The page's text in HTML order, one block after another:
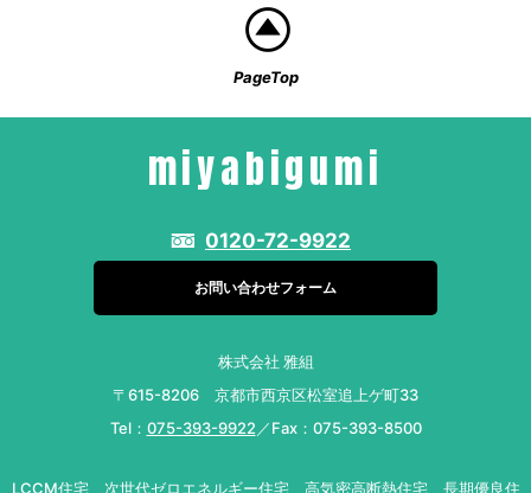
PageTop
miyabigumi
0120-72-9922
お問い合わせフォーム
株式会社 雅組
〒615-8206 京都市西京区松室追上ゲ町33
Tel： 075-393-9922 ／Fax：075-393-8500
LCCM住宅 次世代ゼロエネルギー住宅 高気密高断熱住宅 長期優良住